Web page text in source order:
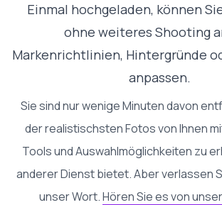
Einmal hochgeladen, können
ohne weiteres Shooting
Markenrichtlinien, Hintergründe
anpassen.
Sie sind nur wenige Minuten davon
der realistischsten Fotos von Ihnen
Tools und Auswahlmöglichkeiten zu
anderer Dienst bietet. Aber verlassen
unser Wort.Hören Sie es von